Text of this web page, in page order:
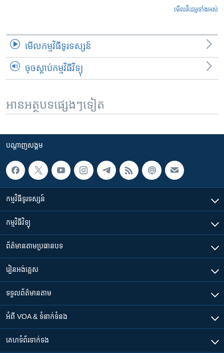
មើល​វីដេអូ​ទាំង​អស់
មើល​កម្មវិធី​ទូរទស្សន៍
ចុចស្តាប់កម្មវិធីវិទ្យុ
អានអត្ថបទផ្សេងៗទៀត
បណ្តាញ​សង្គម
កម្មវិធី​ទូរទស្សន៍
កម្មវិធី​វិទ្យុ
ព័ត៌មាន​តាមប្រធានបទ​
រៀន​​អង់គ្លេស
ទទួល​ព័ត៌មាន​តាម
អំពី​ VOA & ទំនាក់ទំនង
គេហទំព័រ​​ទាក់ទង